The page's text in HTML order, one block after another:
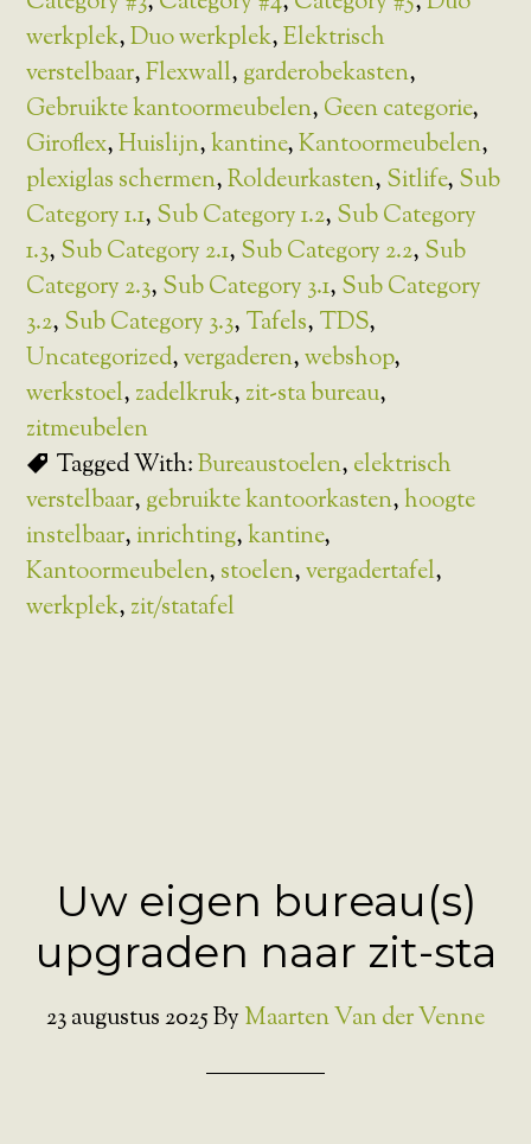
werkplek,Duo werkplek,Elektrisch
verstelbaar,Flexwall, garderobekasten,
Gebruikte kantoormeubelen, Geen categorie,
Giroflex,Huislijn,kantine,Kantoormeubelen,
plexiglas schermen,Roldeurkasten, Sitlife, Sub
Category 1.1, Sub Category 1.2, Sub Category
1.3, Sub Category 2.1, Sub Category 2.2, Sub
Category 2.3, Sub Category 3.1, Sub Category
3.2, Sub Category 3.3, Tafels, TDS,
Uncategorized,vergaderen,webshop,
werkstoel, zadelkruk, zit-sta bureau,
zitmeubelen
Tagged With:Bureaustoelen, elektrisch
verstelbaar, gebruikte kantoorkasten,hoogte
instelbaar, inrichting,kantine,
Kantoormeubelen, stoelen,vergadertafel,
werkplek, zit/statafel
Uw eigen bureau(s)
upgraden naar zit-sta
23 augustus 2025By Maarten Van der Venne